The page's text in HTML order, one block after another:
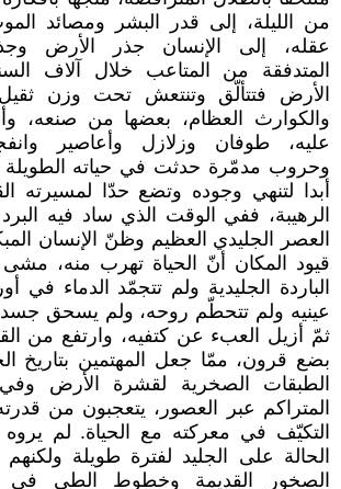
من الليلة، إلى قدر البشر ومصائد
عقله، إلى الإنسان جذر الأرض
المتدفقة من المتاعب خلال آلاف
الأرض فتتألّق وتنتعش تحت وزن
والكوارث العظام، بعضها من صنعه،
عليه، طوفان وزلازل وأعاصير
وحروب مدمّرة حدثت في حياته الطويلة
أبدا لتنهي وجوده وتضع حدّا لمسيرته
الرهيبة، ففي الوقت الذي ساد فيه
العصر الجليدي العظيم وظنّ الإنسان
قيود المكان أنّ الحياة تهرب منه،
الباردة الجليدية ولم تتجمّد الدماء في
عينيه ولم تتحطّم روحه، ولم يسحق
ثمّ أزيل العبء عن كتفيه، وارتفع من
بضع قرون، ممّا جعل المهتمين بتاريخ
الطبقات الصخرية لقشرة الأرض وفي
المتراكم عبر العصور، يتعجبون من
التكيّف في معركته مع الحياة. لم
الحالة على الجليد لفترة طويلة ولكنهم
الصخور القديمة وخطوط الطي في